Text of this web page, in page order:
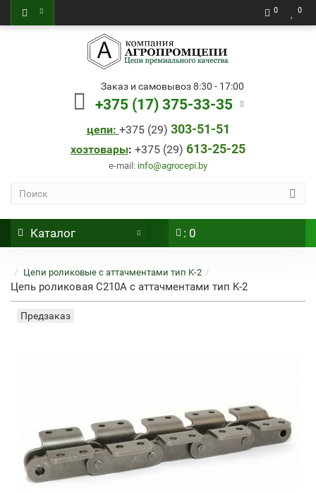
0 0
Заказ и самовывоз 8:30 - 17:00
+375 (17) 375-33-35
цепи: +375 (29) 303-51-51
хозтовары: +375 (29) 613-25-25
e-mail: info@agrocepi.by
Каталог : 0
Цепи роликовые с аттачментами тип K-2
Цепь роликовая C210A с аттачментами тип K-2
Предзаказ